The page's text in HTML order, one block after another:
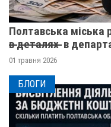
Полтавська міська
в̶ ̶д̶е̶т̶а̶л̶я̶х̶ ̶ в
01 травня 2026
БЛОГИ